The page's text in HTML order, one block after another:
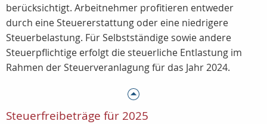
berücksichtigt. Arbeitnehmer profitieren entweder
durch eine Steuererstattung oder eine niedrigere
Steuerbelastung. Für Selbstständige sowie andere
Steuerpflichtige erfolgt die steuerliche Entlastung im
Rahmen derSteuerveranlagung für das Jahr 2024.
Steuerfreibeträge für 2025